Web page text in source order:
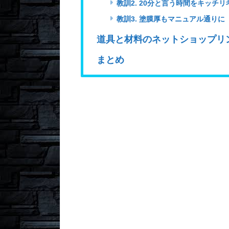
教訓2. 20分と言う時間をキッチリ
教訓3. 塗膜厚もマニュアル通りに
道具と材料のネットショップリ
まとめ